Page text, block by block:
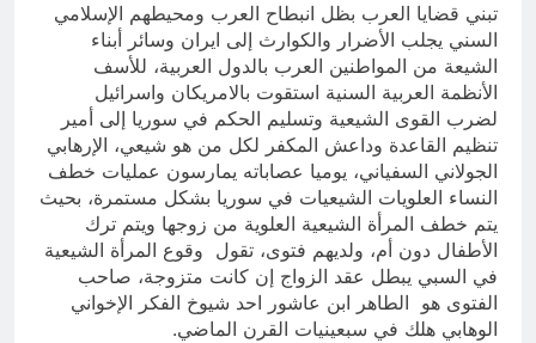
تبني قضايا العرب بظل انبطاح العرب ومحيطهم الإسلامي
السني يجلب الأضرار والكوارث إلى ايران وسائر أبناء
الشيعة من المواطنين العرب بالدول العربية، للأسف
الأنظمة العربية السنية استقوت بالامريكان واسرائيل
لضرب القوى الشيعية وتسليم الحكم في سوريا إلى أمير
تنظيم القاعدة وداعش المكفر لكل من هو شيعي، الإرهابي
الجولاني السفياني، يوميا عصاباته يمارسون عمليات خطف
النساء العلويات الشيعيات في سوريا بشكل مستمرة، بحيث
يتم خطف المرأة الشيعية العلوية من زوجها ويتم ترك
الأطفال دون أم، ولديهم فتوى، تقول وقوع المرأة الشيعية
في السبي يبطل عقد الزواج إن كانت متزوجة، صاحب
الفتوى هو الطاهر ابن عاشور احد شيوخ الفكر الإخواني
الوهابي هلك في سبعينيات القرن الماضي.